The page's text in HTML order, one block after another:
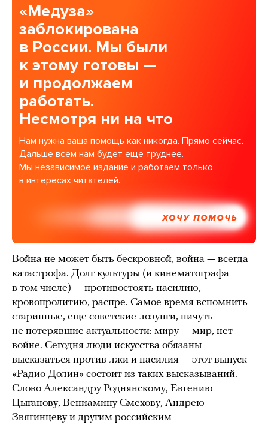
«Медуза»
заблокирована
в России. Мы были
к этому готовы —
и продолжаем
работать.
Несмотря ни на что
Нам нужна ваша помощь как никогда. Прямо сейчас.
Дальше всем нам будет еще труднее.
Мы независимое издание и работаем только
в интересах читателей.
ХОЧУ ПОМОЧЬ
Война не может быть бескровной, война — всегда
катастрофа. Долг культуры (и кинематографа
в том числе) — противостоять насилию,
кровопролитию, распре. Самое время вспомнить
старинные, еще советские лозунги, ничуть
не потерявшие актуальности: миру — мир, нет
войне. Сегодня люди искусства обязаны
высказаться против лжи и насилия — этот выпуск
«Радио Долин» состоит из таких высказываний.
Слово Александру Роднянскому, Евгению
Цыганову, Вениамину Смехову, Андрею
Звягинцеву и другим российским